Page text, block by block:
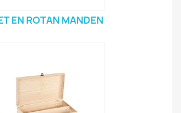
EN ROTAN MANDEN